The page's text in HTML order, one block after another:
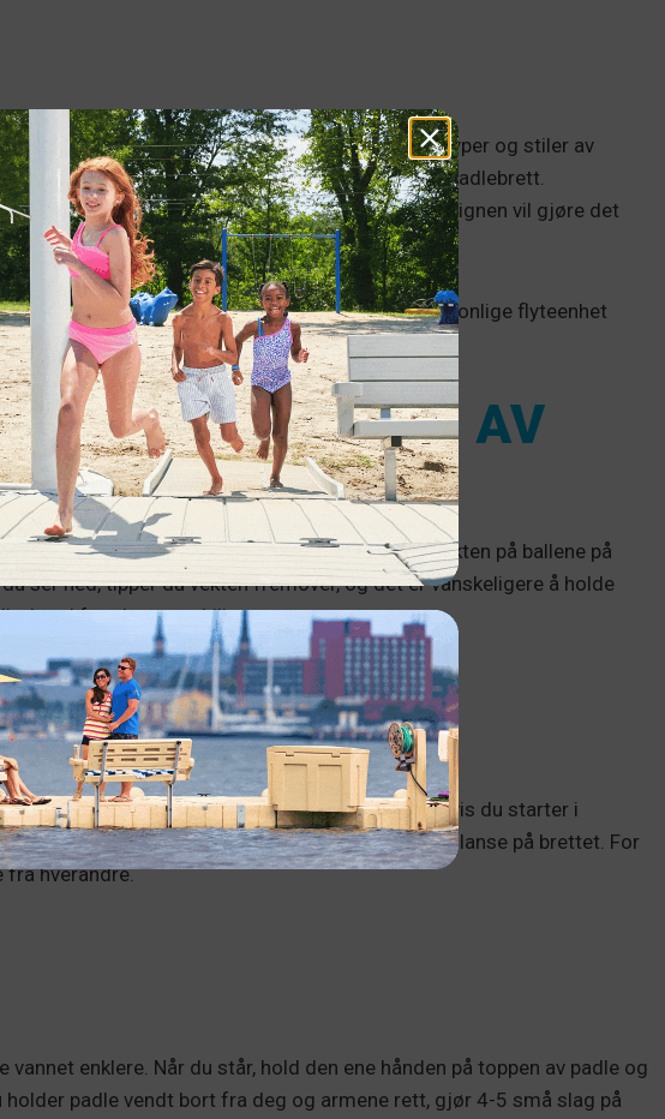
er viktig. Det finnes mange forskjellige typer og stiler av
men den vanligste er epoxy eller hardt padlebrett.
med et langt, bredt og tykt brett. Denne designen vil gjøre det
det grunnleggende om paddleboarding.
være 6-10 inches over høyden. Ikke glem din personlige flyteenhet
lærer.
OM POLSTRING AV
at du holder deg stabil og sikker. Prøv å holde vekten på ballene på
ser ned, tipper du vekten fremover, og det er vanskeligere å holde
bøyd for ekstra stabilitet.
dine langsomme og stødige. Det er lettere å stå hvis du starter i
en fot om gangen slik at du kan opprettholde balanse på brettet. For
fra hverandre.
enklere. Når du står, hold den ene hånden på toppen av padle og
holder padle vendt bort fra deg og armene rett, gjør 4-5 små slag på